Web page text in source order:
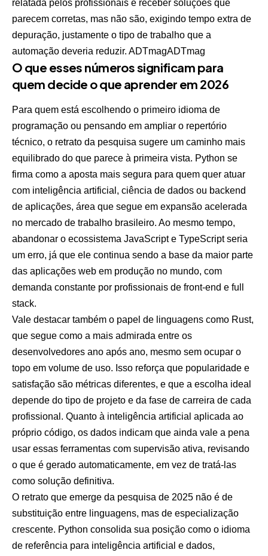
relatada pelos profissionais é receber soluções que
parecem corretas, mas não são, exigindo tempo extra de
depuração, justamente o tipo de trabalho que a
automação deveria reduzir. ADTmagADTmag
O que esses números significam para
quem decide o que aprender em 2026
Para quem está escolhendo o primeiro idioma de
programação ou pensando em ampliar o repertório
técnico, o retrato da pesquisa sugere um caminho mais
equilibrado do que parece à primeira vista. Python se
firma como a aposta mais segura para quem quer atuar
com inteligência artificial, ciência de dados ou backend
de aplicações, área que segue em expansão acelerada
no mercado de trabalho brasileiro. Ao mesmo tempo,
abandonar o ecossistema JavaScript e TypeScript seria
um erro, já que ele continua sendo a base da maior parte
das aplicações web em produção no mundo, com
demanda constante por profissionais de front-end e full
stack.
Vale destacar também o papel de linguagens como Rust,
que segue como a mais admirada entre os
desenvolvedores ano após ano, mesmo sem ocupar o
topo em volume de uso. Isso reforça que popularidade e
satisfação são métricas diferentes, e que a escolha ideal
depende do tipo de projeto e da fase de carreira de cada
profissional. Quanto à inteligência artificial aplicada ao
próprio código, os dados indicam que ainda vale a pena
usar essas ferramentas com supervisão ativa, revisando
o que é gerado automaticamente, em vez de tratá-las
como solução definitiva.
O retrato que emerge da pesquisa de 2025 não é de
substituição entre linguagens, mas de especialização
crescente. Python consolida sua posição como o idioma
de referência para inteligência artificial e dados,